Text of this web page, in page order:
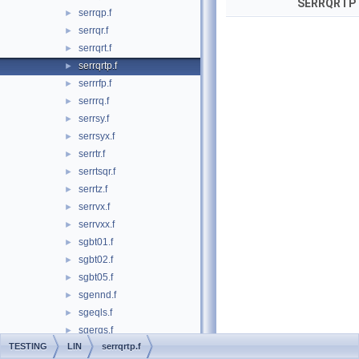
► serrqp.f
► serrqr.f
► serrqrt.f
► serrqrtp.f
► serrrfp.f
► serrrq.f
► serrsy.f
► serrsyx.f
► serrtr.f
► serrtsqr.f
► serrtz.f
► serrvx.f
► serrvxx.f
► sgbt01.f
► sgbt02.f
► sgbt05.f
► sgennd.f
► sgeqls.f
► sgerqs.f
► sget01.f
SERRQRTP
TESTING LIN serrqrtp.f